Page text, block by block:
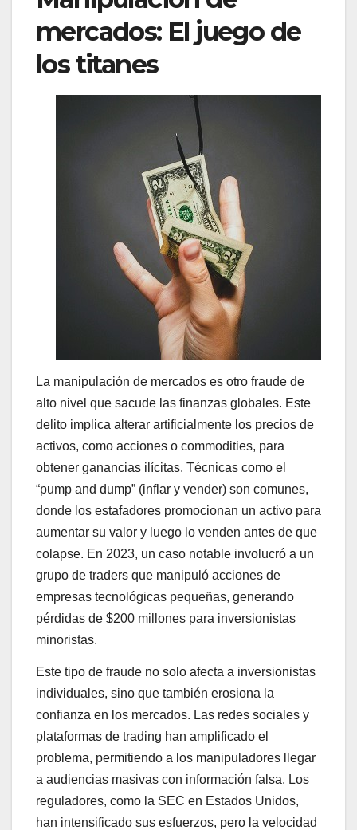
mercados: El juego de
los titanes
La manipulación de mercados es otro fraude de
alto nivel que sacude las finanzas globales. Este
delito implica alterar artificialmente los precios de
activos, como acciones o commodities, para
obtener ganancias ilícitas. Técnicas como el
“pump and dump” (inflar y vender) son comunes,
donde los estafadores promocionan un activo para
aumentar su valor y luego lo venden antes de que
colapse. En 2023, un caso notable involucró a un
grupo de traders que manipuló acciones de
empresas tecnológicas pequeñas, generando
pérdidas de $200 millones para inversionistas
minoristas.
Este tipo de fraude no solo afecta a inversionistas
individuales, sino que también erosiona la
confianza en los mercados. Las redes sociales y
plataformas de trading han amplificado el
problema, permitiendo a los manipuladores llegar
a audiencias masivas con información falsa. Los
reguladores, como la SEC en Estados Unidos,
han intensificado sus esfuerzos, pero la velocidad